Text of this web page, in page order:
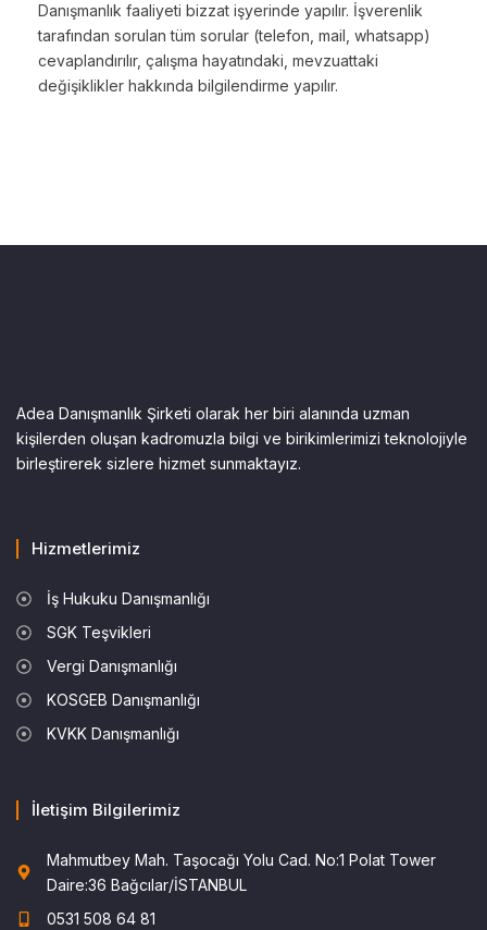
Danışmanlık faaliyeti bizzat işyerinde yapılır. İşverenlik
tarafından sorulan tüm sorular (telefon, mail, whatsapp)
cevaplandırılır, çalışma hayatındaki, mevzuattaki
değişiklikler hakkında bilgilendirme yapılır.
Adea Danışmanlık Şirketi olarak her biri alanında uzman
kişilerden oluşan kadromuzla bilgi ve birikimlerimizi teknolojiyle
birleştirerek sizlere hizmet sunmaktayız.
Hizmetlerimiz
İş Hukuku Danışmanlığı
SGK Teşvikleri
Vergi Danışmanlığı
KOSGEB Danışmanlığı
KVKK Danışmanlığı
İletişim Bilgilerimiz
Mahmutbey Mah. Taşocağı Yolu Cad. No:1 Polat Tower
Daire:36 Bağcılar/İSTANBUL
0531 508 64 81